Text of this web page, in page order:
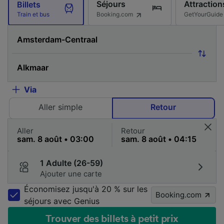
Billets
Train et bus
Séjours
Booking.com GetYourGuide
Via
Aller simple
Retour
Aller Retour
1 Adulte (26-59)
Ajouter une carte
Économisez jusqu'à 20 % sur les
séjours avec Genius
Booking.com
Trouver des billets à petit prix